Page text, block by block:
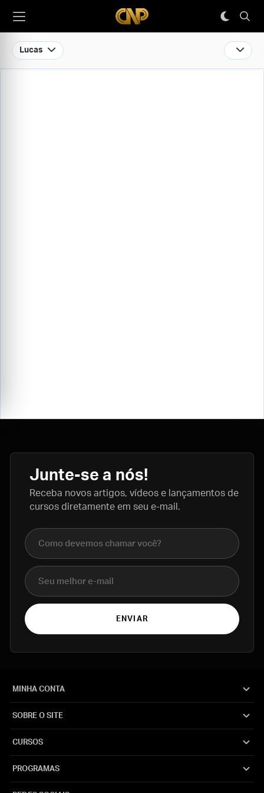
Lucas
Junte-se a nós!
Receba novos artigos, vídeos e lançamentos de
cursos diretamente em seu e-mail.
Nome completo
E-mail
ENVIAR
MINHA CONTA
SOBRE O SITE
CURSOS
PROGRAMAS